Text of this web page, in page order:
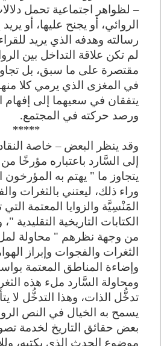
– لظواهر اجتماعية تحمل
الروائي، أو يجنح عليها، أو
رسالته وهدفه الذي يريد
لم تكن علاقة التداخل بين
مقتصرة على ما سبق، بل
في المغزى الذي يرمي كلا
يتفقان في سعيهما إلى إفهام
ورصد حركته في المجتمع.
*****
وقد ينظر البعض – خاصة
إلى السَّارد باعتباره مؤرخًا
يتجاوز ما " يهتم به المؤرخون
وراء ذلك، ليعتني بالثغرات
المَنْسِيَّة والزوايا المعتمة
الكتابات التاريخية التقليدية
من وجهة نظرهم " محاولة
الثغرات والفجوات وإبراز
وإضاءة المناطق المعتمة
ومحاولة السَّارد ملء هذه
تدخُّل الذات، وهذا التدخُّل لا
يسمح به الخيال في النص
بعض حقائق التاريخ لخدمة
موضوع الحدث الذي يكتبه،